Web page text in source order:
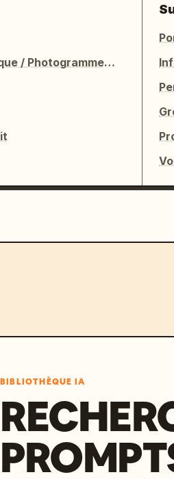
Image cinématographique / Photogramme de film
BIBLIOTHÈQUE IA